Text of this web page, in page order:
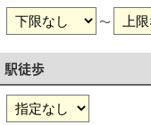
～
駅徒歩